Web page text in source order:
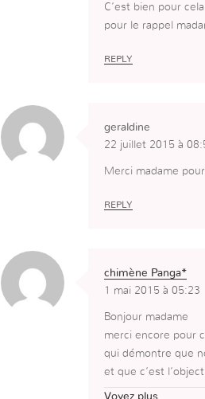
C’est bien pour
pour le rappel
REPLY
geraldine
22 juillet 2015 à
Merci madame
REPLY
chimène Panga*
1 mai 2015 à 05:23
Bonjour madame
merci encore pour
qui démontre que
et que c’est
urs plaire a Dieu et
Voyez plus